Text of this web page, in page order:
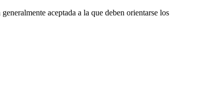
aceptada a la que deben orientarse los